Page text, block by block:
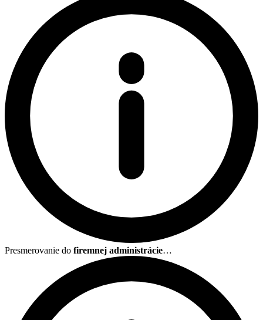
Presmerovanie do firemnej administrácie…